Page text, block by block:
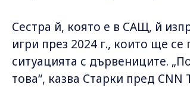
Сестра й, която е в САЩ, й
игри през 2024 г., които ще
ситуацията с дървениците.
това“, казва Старки пред CNN